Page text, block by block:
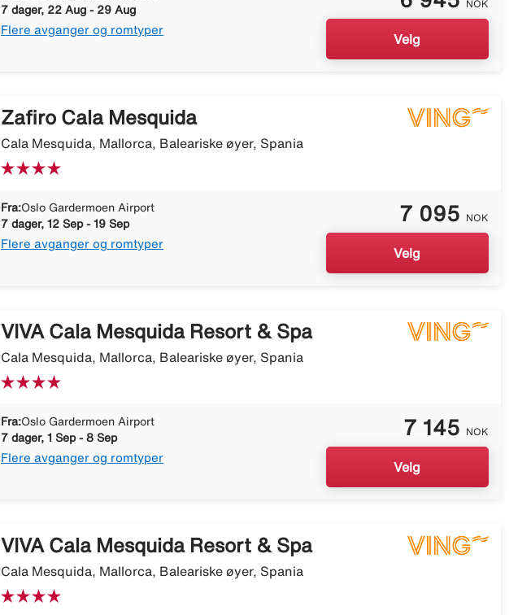
7 dager, 22 Aug - 29 Aug
Flere avganger og romtyper
NOK
Velg
Zafiro Cala Mesquida
Cala Mesquida, Mallorca, Baleariske øyer, Spania
Fra:Oslo Gardermoen Airport
7 dager, 12 Sep - 19 Sep
Flere avganger og romtyper
7 095 NOK
Velg
VIVA Cala Mesquida Resort & Spa
Cala Mesquida, Mallorca, Baleariske øyer, Spania
Fra:Oslo Gardermoen Airport
7 dager, 1 Sep - 8 Sep
Flere avganger og romtyper
7 145 NOK
Velg
VIVA Cala Mesquida Resort & Spa
Cala Mesquida, Mallorca, Baleariske øyer, Spania